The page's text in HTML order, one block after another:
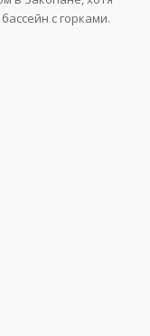
с горками.